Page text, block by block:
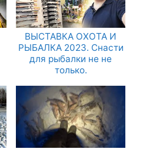
ВЫСТАВКА ОХОТА И
РЫБАЛКА 2023. Снасти
для рыбалки не не
только.